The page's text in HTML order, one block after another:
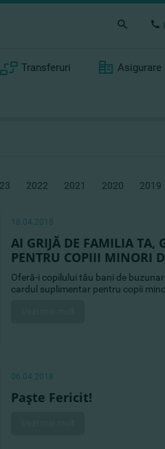
Transferuri Asigurare
2022 2021 2020 2019
18.04.2018
AI GRIJĂ DE FAMILIA TA,
PENTRU COPIII MINORI
Oferă-i copilului tău bani de
cardul suplimentar pentru copii
06.04.2018
Paşte Fericit!